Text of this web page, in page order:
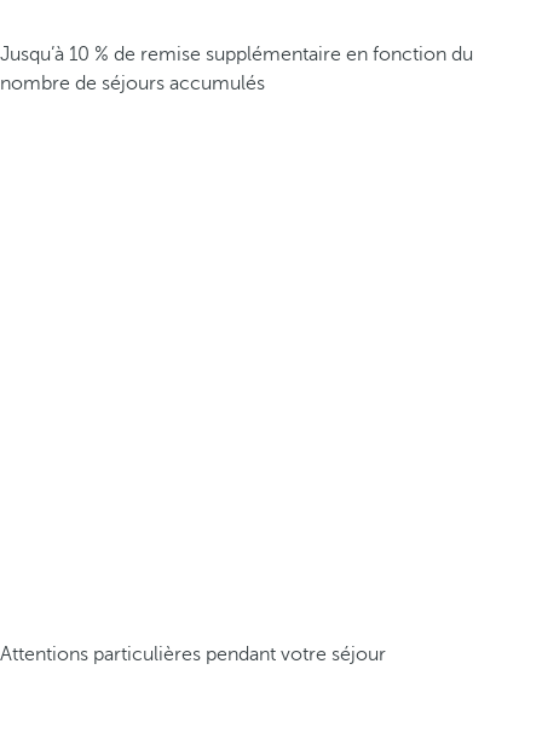
Jusqu’à 10 % de remise supplémentaire en fonction du
nombre de séjours accumulés
Attentions particulières pendant votre séjour